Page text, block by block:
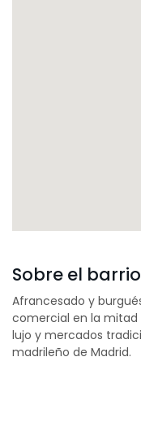
Sobre el barrio
Afrancesado y
comercial en la mitad
lujo y mercados
madrileño de Madrid.